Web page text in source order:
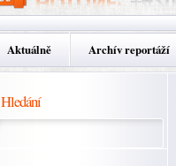
Aktuálně Archív reportáží
Hledání